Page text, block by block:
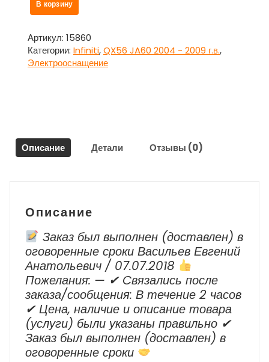
товара
-
коса
подкапотная
Infiniti
QX56
В корзину
Артикул: 15860
Категории: Infiniti,QX56 JA60 2004 - 2009 г.в.,
Электрооснащение
Описание Детали Отзывы (0)
Описание
Заказ был выполнен (доставлен) в
оговоренные сроки Васильев Евгений
Анатольевич / 07.07.2018
Пожелания: — ✔ Cвязались после
заказа/сообщения: В течение 2 часов
✔ Цена, наличие и описание товара
(услуги) были указаны правильно ✔
Заказ был выполнен (доставлен) в
оговоренные сроки